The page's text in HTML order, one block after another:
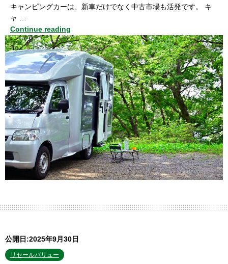
キャンピングカーは、新車だけでなく中古市場も活発です。 キ
ャ …
Continue reading
公開日:2025年9月30日
リセールバリュー